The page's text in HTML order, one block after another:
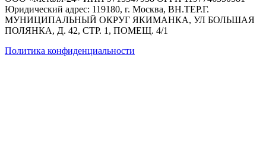
Юридический адрес: 119180, г. Москва, ВН.ТЕР.Г.
МУНИЦИПАЛЬНЫЙ ОКРУГ ЯКИМАНКА, УЛ БОЛЬШАЯ
ПОЛЯНКА, Д. 42, СТР. 1, ПОМЕЩ. 4/1
Политика конфиденциальности